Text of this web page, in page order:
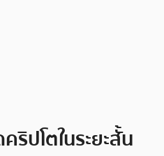
ปโตในระยะสั้น